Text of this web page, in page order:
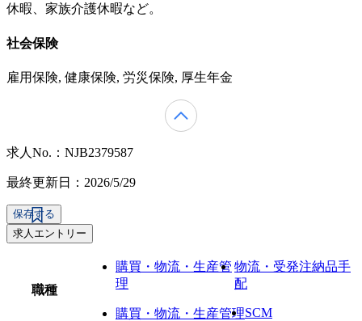
休暇、家族介護休暇など。
社会保険
雇用保険, 健康保険, 労災保険, 厚生年金
求人No.：NJB2379587
最終更新日：2026/5/29
保存する
求人エントリー
職種
購買・物流・生産管
理
物流・受発注納品手
配
購買・物流・生産管理SCM